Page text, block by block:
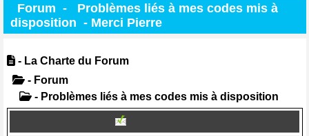
Forum -
Problèmes liés à mes codes mis à
disposition - Merci Pierre
- La Charte du Forum
- Forum
- Problèmes liés à mes codes mis à disposition